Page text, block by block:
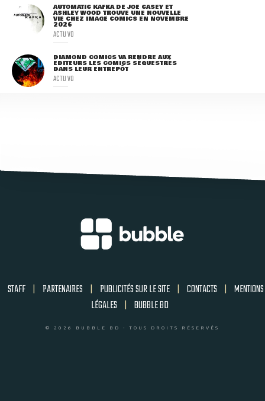
AUTOMATIC KAFKA DE JOE CASEY ET
ASHLEY WOOD TROUVE UNE NOUVELLE
VIE CHEZ IMAGE COMICS EN NOVEMBRE
2026
ACTU VO
DIAMOND COMICS VA RENDRE AUX
ÉDITEURS LES COMICS SÉQUESTRÉS
DANS LEUR ENTREPÔT
ACTU VO
STAFF | PARTENAIRES | PUBLICITÉS SUR LE SITE | CONTACTS | MENTIONS
LÉGALES | BUBBLE BD
© 2026 BUBBLE BD - TOUS DROITS RÉSERVÉS